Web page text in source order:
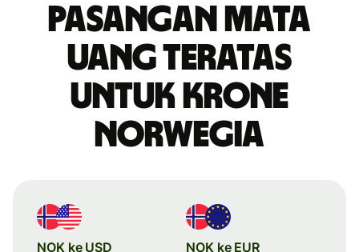
Pasangan mata
uang teratas
untuk krone
Norwegia
NOK ke USD NOK ke EUR